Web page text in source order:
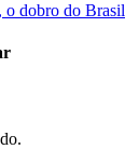
o dobro do Brasil